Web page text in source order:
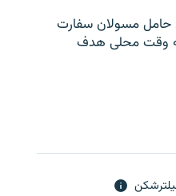
حامل مسولان سفارت
به وقت محلی هدف